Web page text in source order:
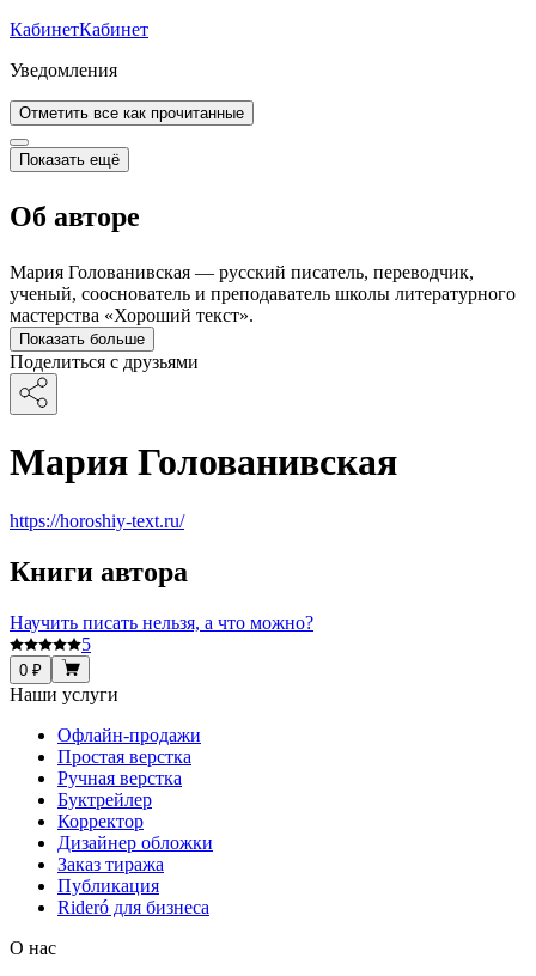
КабинетКабинет
Уведомления
Отметить все как прочитанные
Показать ещё
Об авторе
Мария Голованивская — русский писатель, переводчик,
ученый, сооснователь и преподаватель школы литературного
мастерства «Хороший текст».
Показать больше
Поделиться с друзьями
Мария Голованивская
https://horoshiy-text.ru/
Книги автора
Научить писать нельзя, а что можно?
5
0 ₽
Наши услуги
Офлайн-продажи
Простая верстка
Ручная верстка
Буктрейлер
Корректор
Дизайнер обложки
Заказ тиража
Публикация
Rideró для бизнеса
О нас